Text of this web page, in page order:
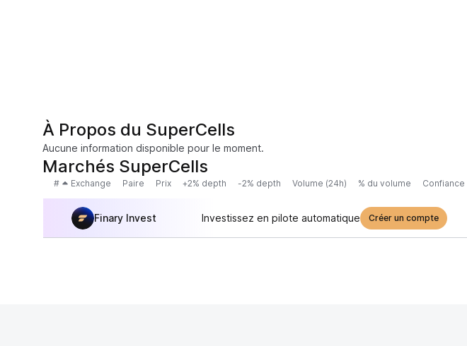
À Propos du SuperCells
Aucune information disponible pour le moment.
Marchés SuperCells
# Exchange Paire Prix +2% depth -2% depth Volume (24h) % du volume Confiance
Finary Invest Investissez en pilote automatique Créer un compte